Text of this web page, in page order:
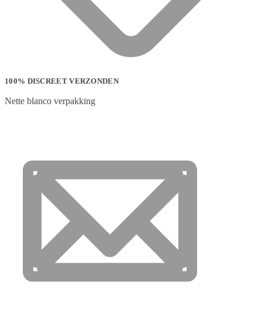
100% DISCREET VERZONDEN
Nette blanco verpakking